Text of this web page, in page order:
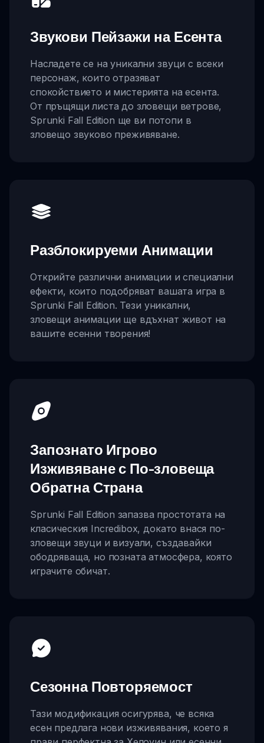
Звукови Пейзажи на Есента
Насладете се на уникални звуци с всеки
персонаж, които отразяват
спокойствието и мистерията на есента.
От пръщящи листа до зловещи ветрове,
Sprunki Fall Edition ще ви потопи в
зловещо звуково преживяване.
Разблокируеми Анимации
Открийте различни анимации и специални
ефекти, които подобряват вашата игра в
Sprunki Fall Edition. Тези уникални,
зловещи анимации ще вдъхнат живот на
вашите есенни творения!
Запознато Игрово
Изживяване с По-зловеща
Обратна Страна
Sprunki Fall Edition запазва простотата на
класическия Incredibox, докато внася по-
зловещи звуци и визуали, създавайки
ободряваща, но позната атмосфера, която
играчите обичат.
Сезонна Повторяемост
Тази модификация осигурява, че всяка
есен предлага нови изживявания, което я